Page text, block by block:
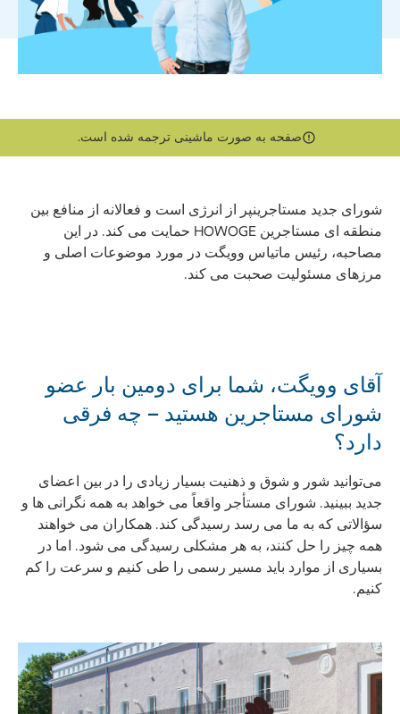
صفحه به صورت ماشینی ترجمه شده است.
شورای جدید مستاجرینپر از انرژی است و فعالانه از منافع بین
منطقه ای مستاجرین HOWOGE حمایت می کند. در این
مصاحبه، رئیس ماتیاس وویگت در مورد موضوعات اصلی و
مرزهای مسئولیت صحبت می کند.
آقای وویگت، شما برای دومین بار عضو
شورای مستاجرین هستید – چه فرقی
دارد؟
می‌توانید شور و شوق و ذهنیت بسیار زیادی را در بین اعضای
جدید ببینید. شورای مستأجر واقعاً می خواهد به همه نگرانی ها و
سؤالاتی که به ما می رسد رسیدگی کند. همکاران می خواهند
همه چیز را حل کنند، به هر مشکلی رسیدگی می شود. اما در
بسیاری از موارد باید مسیر رسمی را طی کنیم و سرعت را کم
کنیم.